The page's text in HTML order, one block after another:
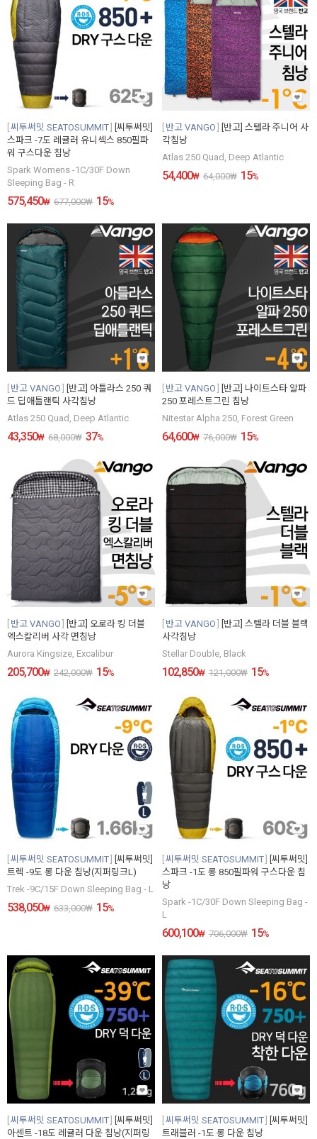
씨투써밋 SEATOSUMMIT
[씨투써밋]
스파크 -7도 레귤러 유니섹스 850필파
워 구스다운 침낭
Spark Womens -1C/30F Down
Sleeping Bag - R
575,450₩ 677,000₩ 15%
반고 VANGO
[반고] 스텔라 주니어 사
각침낭
Atlas 250 Quad, Deep Atlantic
54,400₩ 64,000₩ 15%
반고 VANGO
[반고] 아틀라스 250 쿼
드 딥애틀랜틱 사각침낭
Atlas 250 Quad, Deep Atlantic
43,350₩ 68,000₩ 37%
반고 VANGO
[반고] 나이트스타 알파
250 포레스트그린 침낭
Nitestar Alpha 250, Forest Green
64,600₩ 76,000₩ 15%
반고 VANGO
[반고] 오로라 킹 더블
엑스칼리버 사각 면침낭
Aurora Kingsize, Excalibur
205,700₩ 242,000₩ 15%
반고 VANGO
[반고] 스텔라 더블 블랙
사각침낭
Stellar Double, Black
102,850₩ 121,000₩ 15%
씨투써밋 SEATOSUMMIT
[씨투써밋]
트렉 -9도 롱 다운 침낭(지퍼링크L)
Trek -9C/15F Down Sleeping Bag - L
538,050₩ 633,000₩ 15%
씨투써밋 SEATOSUMMIT
[씨투써밋]
스파크 -1도 롱 850필파워 구스다운 침
낭
Spark -1C/30F Down Sleeping Bag -
L
600,100₩ 706,000₩ 15%
씨투써밋 SEATOSUMMIT
[씨투써밋]
아센트 -18도 레귤러 다운 침낭(지퍼링
씨투써밋 SEATOSUMMIT
[씨투써밋]
트래블러 -1도 롱 다운 침낭